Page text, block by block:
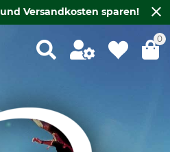
und Versandkosten sparen!
0